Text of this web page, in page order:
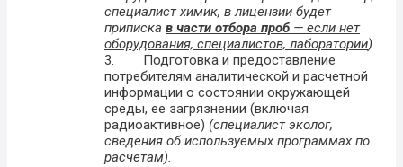
специалист химик, в лицензии будет
приписка в части отбора проб — если нет
оборудования, специалистов, лаборатории)
3. Подготовка и предоставление
потребителям аналитической и расчетной
информации о состоянии окружающей
среды, ее загрязнении (включая
радиоактивное) (специалист эколог,
сведения об используемых программах по
расчетам).